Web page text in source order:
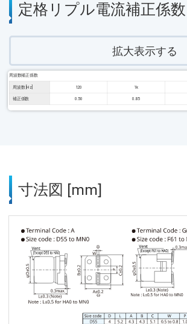
定格リプル電流補正係数
拡大表示する
周波数補正係数
周波数 [Hz] 120 1k
補正係数 0.50 0.85
寸法図 [mm]